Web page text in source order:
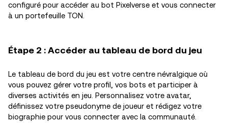
configuré pour accéder au bot Pixelverse et vous connecter
à un portefeuille TON.
Étape 2 : Accéder au tableau de bord du jeu
Le tableau de bord du jeu est votre centre névralgique où
vous pouvez gérer votre profil, vos bots et participer à
diverses activités en jeu. Personnalisez votre avatar,
définissez votre pseudonyme de joueur et rédigez votre
biographie pour vous connecter avec la communauté.